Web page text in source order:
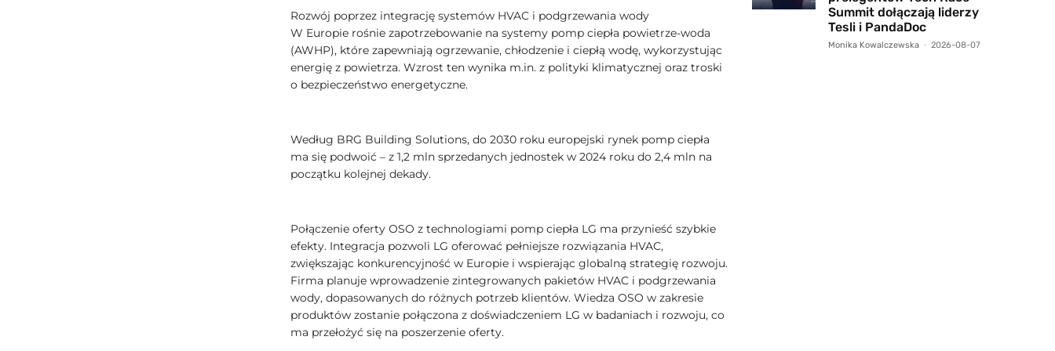
Rozwój poprzez integrację systemów HVAC i podgrzewania wody
W Europie rośnie zapotrzebowanie na systemy pomp ciepła powietrze-woda
(AWHP), które zapewniają ogrzewanie, chłodzenie i ciepłą wodę, wykorzystując
energię z powietrza. Wzrost ten wynika m.in. z polityki klimatycznej oraz troski
o bezpieczeństwo energetyczne.
Według BRG Building Solutions, do 2030 roku europejski rynek pomp ciepła
ma się podwoić – z 1,2 mln sprzedanych jednostek w 2024 roku do 2,4 mln na
początku kolejnej dekady.
Połączenie oferty OSO z technologiami pomp ciepła LG ma przynieść szybkie
efekty. Integracja pozwoli LG oferować pełniejsze rozwiązania HVAC,
zwiększając konkurencyjność w Europie i wspierając globalną strategię rozwoju.
Firma planuje wprowadzenie zintegrowanych pakietów HVAC i podgrzewania
wody, dopasowanych do różnych potrzeb klientów. Wiedza OSO w zakresie
produktów zostanie połączona z doświadczeniem LG w badaniach i rozwoju, co
ma przełożyć się na poszerzenie oferty.
Summit dołączają liderzy
Tesli i PandaDoc
Monika Kowalczewska - 2026-08-07